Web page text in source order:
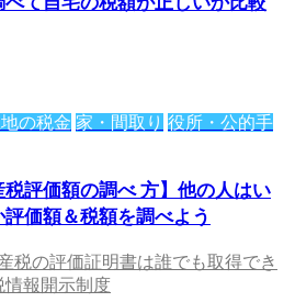
の税金 家・間取り 役所・公的手
税評価額の調べ 方】他の人はい
価額＆税額を調べよう
税の評価証明書は誰でも取得でき
情報開示制度